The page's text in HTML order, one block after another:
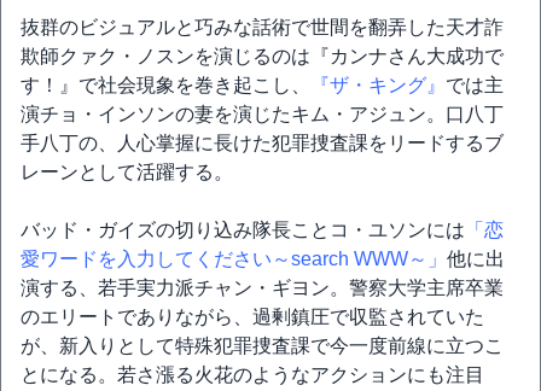
抜群のビジュアルと巧みな話術で世間を翻弄した天才詐
欺師クァク・ノスンを演じるのは『カンナさん大成功で
す！』で社会現象を巻き起こし、
『ザ・キング』 では主
演チョ・インソンの妻を演じたキム・アジュン。口八丁
手八丁の、人心掌握に長けた犯罪捜査課をリードするブ
レーンとして活躍する。
バッド・ガイズの切り込み隊長ことコ・ユソンには 「恋
愛ワードを入力してください～search WWW～」 他に出
演する、若手実力派チャン・ギヨン。警察大学主席卒業
のエリートでありながら、過剰鎮圧で収監されていた
が、新入りとして特殊犯罪捜査課で今一度前線に立つこ
とになる。若さ漲る火花のようなアクションにも注目